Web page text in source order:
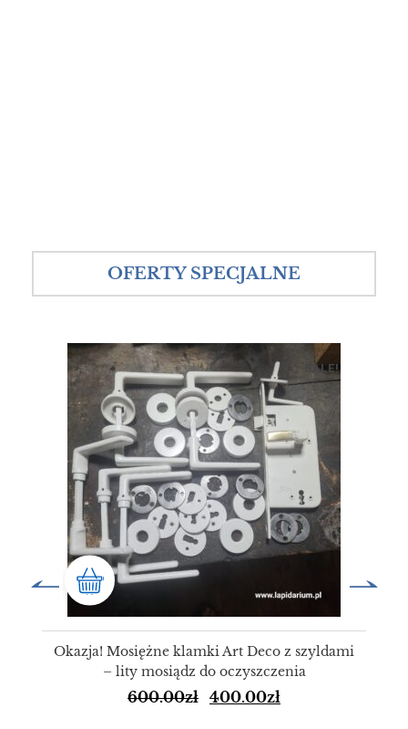
OFERTY SPECJALNE
SALE!
Okazja! Mosiężne klamki Art Deco z szyldami
– lity mosiądz do oczyszczenia
600.00zł 400.00zł